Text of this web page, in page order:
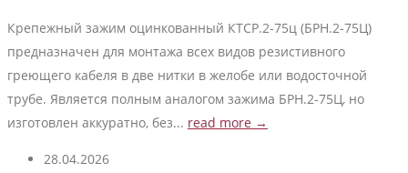
Крепежный зажим оцинкованный КТСР.2-75ц (БРН.2-75Ц)
предназначен для монтажа всех видов резистивного
греющего кабеля в две нитки в желобе или водосточной
трубе. Является полным аналогом зажима БРН.2-75Ц, но
изготовлен аккуратно, без... read more →
28.04.2026